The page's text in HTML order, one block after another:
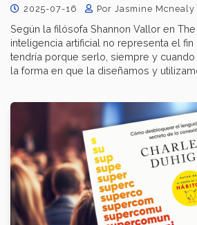
2025-07-16 Por Jasmine Mcnealy
Según la filósofa Shannon Vallor en The
inteligencia artificial no representa el
tendría porque serlo, siempre y
la forma en que la diseñamos y